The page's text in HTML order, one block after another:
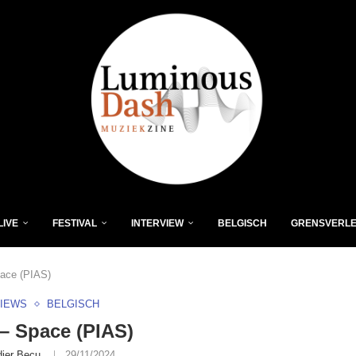
FESTIVAL INTERVIEW BELGISCH
(PIAS)
BELGISCH
Space (PIAS)